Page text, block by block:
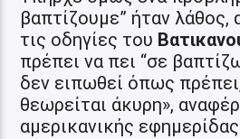
βαπτίζουμε” ήταν
τις οδηγίες του
πρέπει να πει “σε
δεν ειπωθεί όπως
θεωρείται άκυρη»,
αμερικανικής